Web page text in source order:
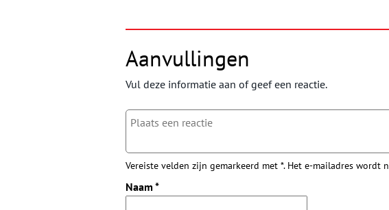
Aanvullingen
Vul deze informatie aan of geef een reactie.
Vereiste velden zijn gemarkeerd met *. Het e-mailadres wordt
Naam *